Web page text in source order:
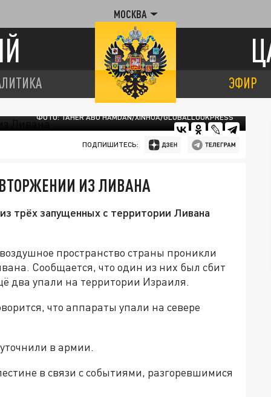
МОСКВА
ЭФИР
ФОТО: TAHER ABU HAMDAN/XINHUA/GLOBALLOOKPRESS
ПОДПИШИТЕСЬ:
ИЗ ЛИВАНА
трёх запущенных с территории Ливана
пространство страны проникли
Сообщается, что один из них был сбит
два упали на территории Израиля.
что аппараты упали на севере
в армии.
в связи с событиями, разгоревшимися